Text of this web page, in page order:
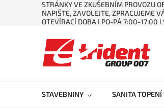
STRÁNKY VE ZKUŠEBNÍM PROVOZU
NAPIŠTE, ZAVOLEJTE, ZPRACUJEME
OTEVÍRACÍ DOBA ǀ PO-PÁ 7:00-17:00
STAVEBNINY SANITA TOPENÍ